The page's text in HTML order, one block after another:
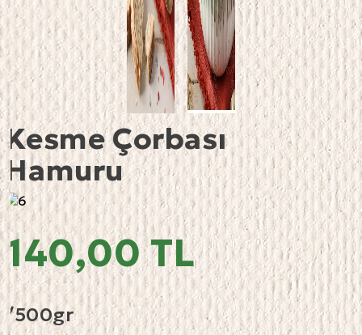
Kesme Çorbası
Hamuru
140,00 TL
/500gr